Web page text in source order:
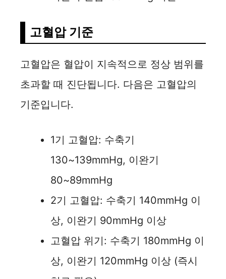
고혈압 기준
고혈압은 혈압이 지속적으로 정상 범위를
초과할 때 진단됩니다. 다음은 고혈압의
기준입니다.
1기 고혈압: 수축기
130~139mmHg, 이완기
80~89mmHg
2기 고혈압: 수축기 140mmHg 이
상, 이완기 90mmHg 이상
고혈압 위기: 수축기 180mmHg 이
상, 이완기 120mmHg 이상 (즉시